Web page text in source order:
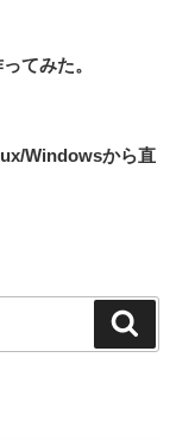
てみた。
Windowsから直